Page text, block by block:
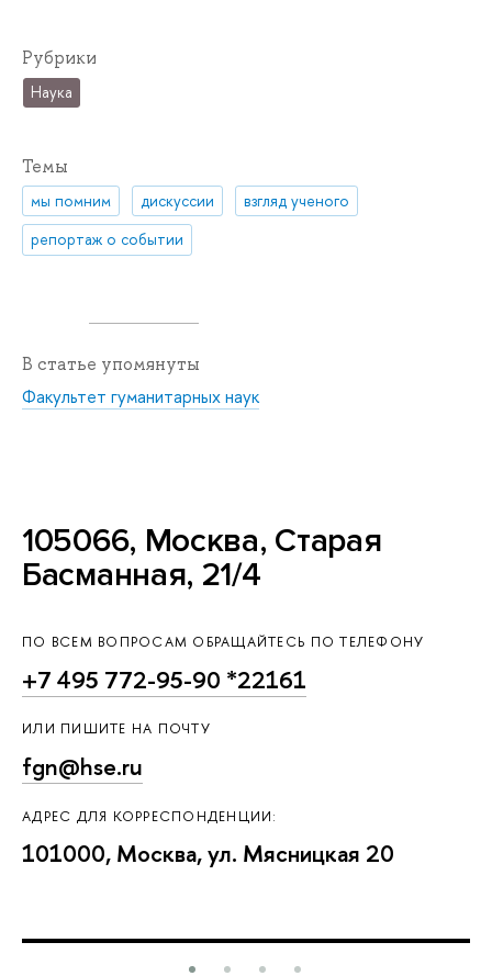
Рубрики
Наука
Темы
мы помним дискуссии
взгляд ученого
репортаж о событии
В статье упомянуты
Факультет гуманитарных наук
105066, Москва, Старая
Басманная, 21/4
ПО ВСЕМ ВОПРОСАМ ОБРАЩАЙТЕСЬ ПО ТЕЛЕФОНУ
+7 495 772-95-90 *22161
ИЛИ ПИШИТЕ НА ПОЧТУ
fgn@hse.ru
АДРЕС ДЛЯ КОРРЕСПОНДЕНЦИИ:
101000, Москва, ул. Мясницкая 20